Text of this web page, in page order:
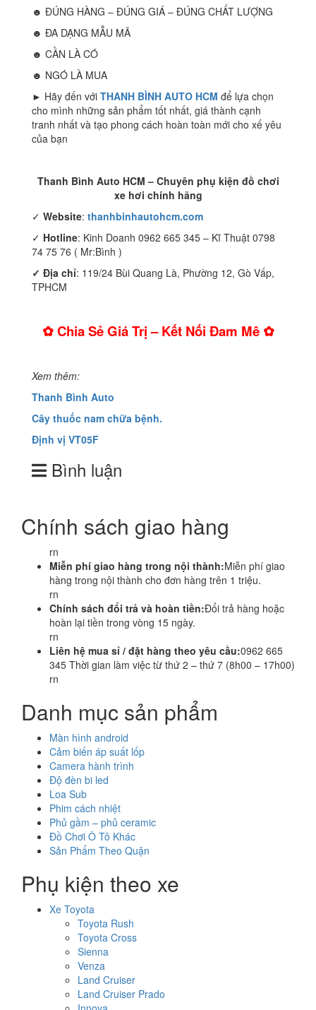
☻ ĐÚNG HÀNG – ĐÚNG GIÁ – ĐÚNG CHẤT LƯỢNG
☻ ĐA DẠNG MẪU MÃ
☻ CẦN LÀ CÓ
☻ NGÓ LÀ MUA
► Hãy đến với THANH BÌNH AUTO HCM để lựa chọn
cho mình những sản phẩm tốt nhất, giá thành cạnh
tranh nhất và tạo phong cách hoàn toàn mới cho xế yêu
của bạn
Thanh Bình Auto HCM – Chuyên phụ kiện đồ chơi
xe hơi chính hãng
✓ Website: thanhbinhautohcm.com
✓ Hotline: Kinh Doanh 0962 665 345 – Kĩ Thuật 0798
74 75 76 ( Mr:Bình )
✓ Địa chỉ: 119/24 Bùi Quang Là, Phường 12, Gò Vấp,
TPHCM
✿ Chia Sẻ Giá Trị – Kết Nối Đam Mê ✿
Xem thêm:
Thanh Bình Auto
Cây thuốc nam chữa bệnh.
Định vị VT05F
Bình luận
Chính sách giao hàng
rn
Miễn phí giao hàng trong nội thành:Miễn phí giao
hàng trong nội thành cho đơn hàng trên 1 triệu.
rn
Chính sách đổi trả và hoàn tiền:Đổi trả hàng hoặc
hoàn lại tiền trong vòng 15 ngày.
rn
Liên hệ mua sỉ / đặt hàng theo yêu cầu:0962 665
345 Thời gian làm việc từ thứ 2 – thứ 7 (8h00 – 17h00)
rn
Danh mục sản phẩm
Màn hình android
Cảm biến áp suất lốp
Camera hành trình
Độ đèn bi led
Loa Sub
Phim cách nhiệt
Phủ gầm – phủ ceramic
Đồ Chơi Ô Tô Khác
Sản Phẩm Theo Quận
Phụ kiện theo xe
Xe Toyota
Toyota Rush
Toyota Cross
Sienna
Venza
Land Cruiser
Land Cruiser Prado